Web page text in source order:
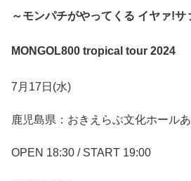
～モンパチがやってくる イヤァ!サ
MONGOL800 tropical tour 2024
7⽉17⽇(⽔)
⿅児島県：おきえらぶ⽂化ホール
OPEN 18:30 / START 19:00